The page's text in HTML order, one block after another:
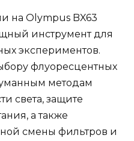
на Olympus BX63
инструмент для
экспериментов.
флуоресцентных
методам
света, защите
а также
смены фильтров и